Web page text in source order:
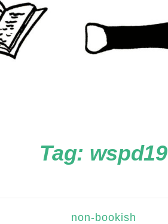
Tag: wspd19
non-bookish